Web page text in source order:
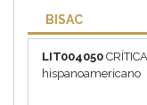
BISAC
LIT004050
hispanoamericano